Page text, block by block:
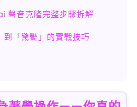
音克隆完整步驟拆解
「驚豔」的實戰技巧